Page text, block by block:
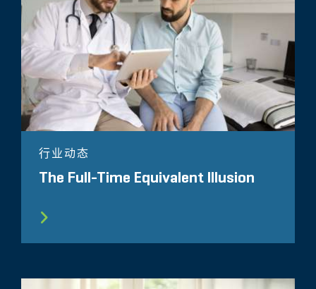
行业动态
The Full-Time Equivalent Illusion